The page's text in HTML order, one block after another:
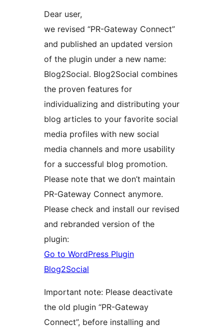
Dear user,
we revised “PR-Gateway Connect”
and published an updated version
of the plugin under a new name:
Blog2Social. Blog2Social combines
the proven features for
individualizing and distributing your
blog articles to your favorite social
media profiles with new social
media channels and more usability
for a successful blog promotion.
Please note that we don’t maintain
PR-Gateway Connect anymore.
Please check and install our revised
and rebranded version of the
plugin:
Go to WordPress Plugin
Blog2Social
Important note: Please deactivate
the old plugin “PR-Gateway
Connect”, before installing and